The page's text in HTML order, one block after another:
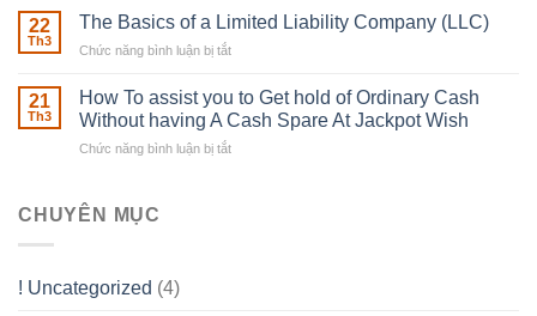
be
Ones
own
Real
What
really
22
Th3
The Basics of a Limited Liability Company (LLC)
Chức năng bình luận bị tắt
Basics
of
21
Th3
How To assist you to Get hold of Ordinary Cash
Without having A Cash Spare At Jackpot Wish
Chức năng bình luận bị tắt
CHUYÊN MỤC
! Uncategorized (4)